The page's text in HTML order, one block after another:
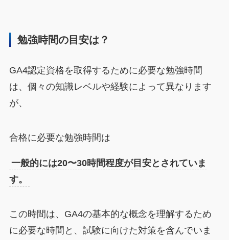
勉強時間の目安は？
GA4認定資格を取得するために必要な勉強時間
は、個々の知識レベルや経験によって異なります
が、
合格に必要な勉強時間は
一般的には20〜30時間程度が目安とされていま
す。
この時間は、GA4の基本的な概念を理解するため
に必要な時間と、試験に向けた対策を含んでいま